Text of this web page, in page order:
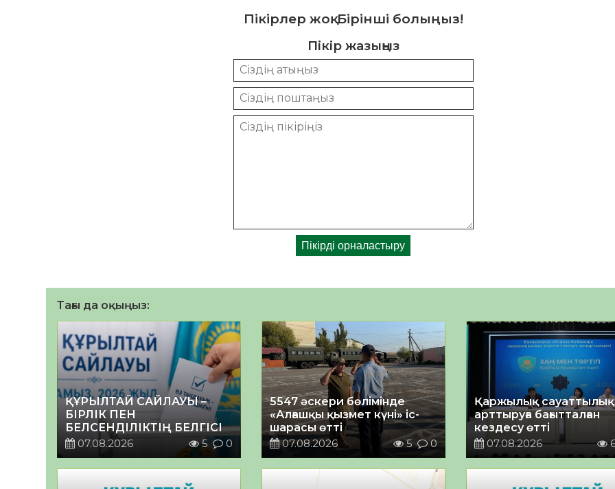
Пікірлер жоқ. Бірінші болыңыз!
Пікір жазыңыз
Тағы да оқыңыз:
ҚҰРЫЛТАЙ САЙЛАУЫ –
БІРЛІК ПЕН
БЕЛСЕНДІЛІКТІҢ БЕЛГІСІ
07.08.2026
5 0
5547 әскери бөлімінде
«Алғашқы қызмет күні» іс-
шарасы өтті
07.08.2026
5 0
Қаржылық
арттыруға бағытталған
кездесу өтті
07.08.2026